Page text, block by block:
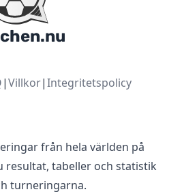
|Villkor|Integritetspolicy
från hela världen på
resultat, tabeller och statistik
turneringarna.